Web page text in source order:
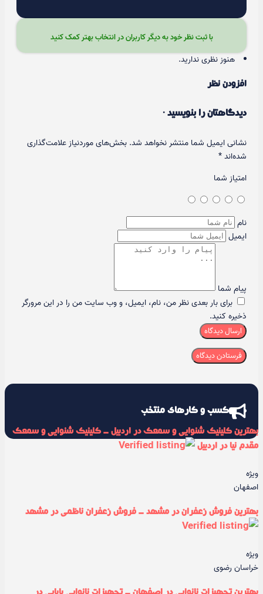
با ثبت نظر خود به دیگر کاربران در انتخاب بهتر کمک کنید
هنوز نظری ندارید.
افزودن نظر
دیدگاهتان را بنویسید ·
نشانی ایمیل شما منتشر نخواهد شد. بخش‌های موردنیاز علامت‌گذاری
شده‌اند*
امتیاز شما
نام
ایمیل
پیام شما
برای بار بعدی نظر من، نام، ایمیل، و وب سایت من را در این مرورگر
ذخیره کنید.
ارسال دیدگاه
کسب و کارهای منتخب
بهترین کلینیک شنوایی و سمعک در اردبیل - کلینیک شنوایی و سمعک
مقدم نیا در اردبیل
ویژه
اصفهان
بهترین فروش زعفران در مشهد - فروش زعفران ناظمی در مشهد
ویژه
خراسان رضوی